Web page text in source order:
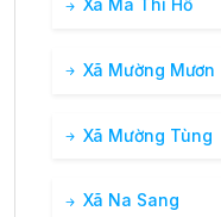
Xã Ma Thì Hồ
Xã Mường Mươn
Xã Mường Tùng
Xã Na Sang